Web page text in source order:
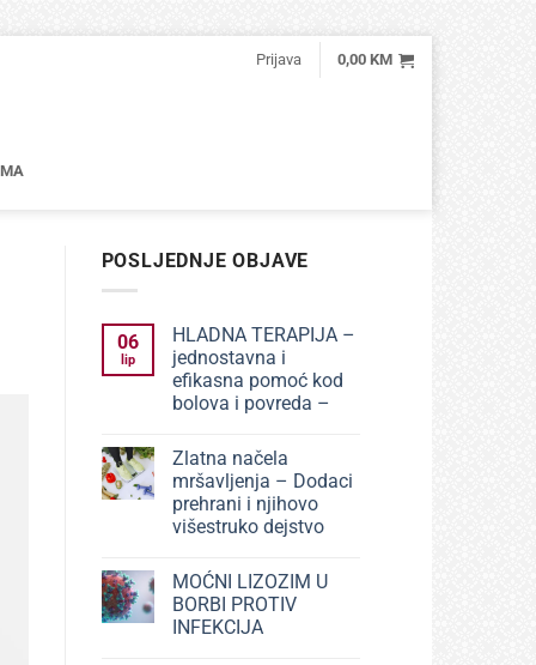
Prijava 0,00 KM
POSLJEDNJE OBJAVE
06
lip
HLADNA TERAPIJA –
jednostavna i
efikasna pomoć kod
bolova i povreda –
na
HLADNA
TERAPIJA
–
jednostavna
kod
bolova
povreda
Zlatna načela
mršavljenja – Dodaci
prehrani i njihovo
višestruko dejstvo
na
Zlatna
načela
mršavljenja
MOĆNI LIZOZIM U
BORBI PROTIV
INFEKCIJA